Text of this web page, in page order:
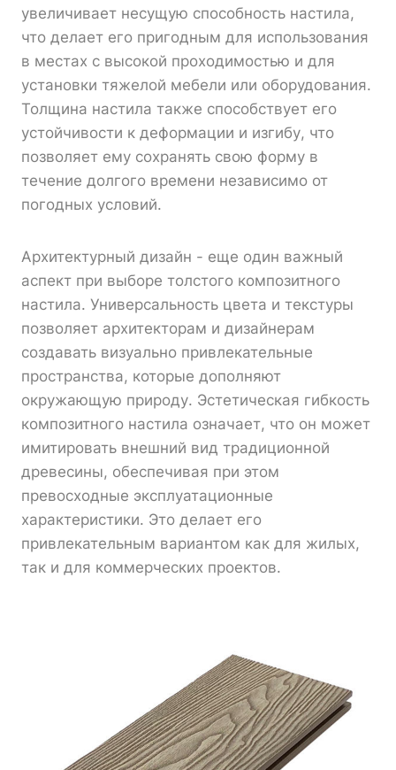
увеличивает несущую способность настила,
что делает его пригодным для использования
в местах с высокой проходимостью и для
установки тяжелой мебели или оборудования.
Толщина настила также способствует его
устойчивости к деформации и изгибу, что
позволяет ему сохранять свою форму в
течение долгого времени независимо от
погодных условий.
Архитектурный дизайн - еще один важный
аспект при выборе толстого композитного
настила. Универсальность цвета и текстуры
позволяет архитекторам и дизайнерам
создавать визуально привлекательные
пространства, которые дополняют
окружающую природу. Эстетическая гибкость
композитного настила означает, что он может
имитировать внешний вид традиционной
древесины, обеспечивая при этом
превосходные эксплуатационные
характеристики. Это делает его
привлекательным вариантом как для жилых,
так и для коммерческих проектов.